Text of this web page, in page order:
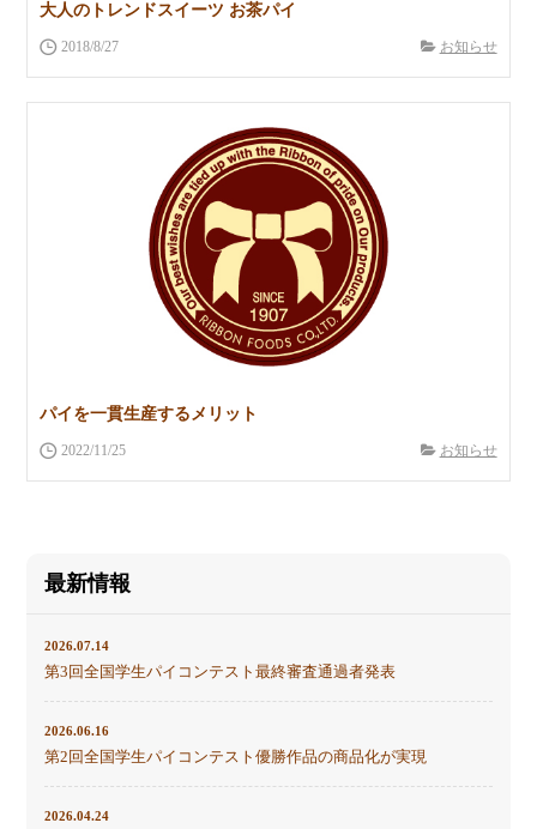
大人のトレンドスイーツ お茶パイ
2018/8/27 お知らせ
パイを一貫生産するメリット
2022/11/25 お知らせ
最新情報
2026.07.14
第3回全国学生パイコンテスト最終審査通過者発表
2026.06.16
第2回全国学生パイコンテスト優勝作品の商品化が実現
2026.04.24